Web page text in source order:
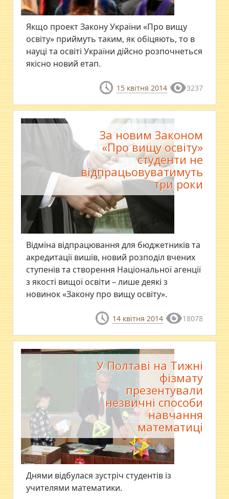
Якщо проект Закону України «Про вищу
освіту» приймуть таким, як обіцяють, то в
науці та освіті України дійсно розпочнеться
якісно новий етап.
15 квітня 2014 3237
За новим Законом
«Про вищу освіту»
студенти не
відпрацьовуватимуть
три роки
​Відміна відпрацювання для бюджетників та
акредитації вишів, новий розподіл вчених
ступенів та створення Національної агенції
з якості вищої освіти – лише деякі з
новинок «Закону про вищу освіту».
14 квітня 2014 18078
У Полтаві на Тижні
фізмату
презентували
незвичні способи
навчання
математиці
Днями відбулася зустріч студентів із
учителями математики.